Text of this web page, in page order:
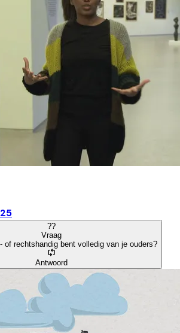
??
Vraag
of rechtshandig bent volledig van je ouders?
Antwoord